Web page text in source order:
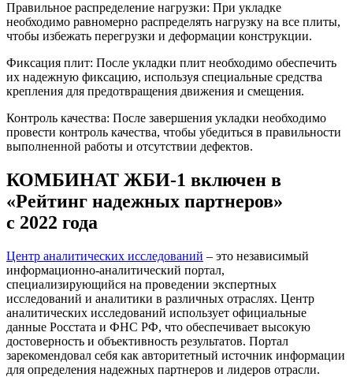
Правильное распределение нагрузки: При укладке
необходимо равномерно распределять нагрузку на все плиты,
чтобы избежать перегрузки и деформации конструкции.
Фиксация плит: После укладки плит необходимо обеспечить
их надежную фиксацию, используя специальные средства
крепления для предотвращения движения и смещения.
Контроль качества: После завершения укладки необходимо
провести контроль качества, чтобы убедиться в правильности
выполненной работы и отсутствии дефектов.
КОМБИНАТ ЖБИ-1 включен в
«Рейтинг надежных партнеров»
с 2022 года
Центр аналитических исследований – это независимый
информационно-аналитический портал,
специализирующийся на проведении экспертных
исследований и аналитики в различных отраслях. Центр
аналитических исследований использует официальные
данные Росстата и ФНС РФ, что обеспечивает высокую
достоверность и объективность результатов. Портал
зарекомендовал себя как авторитетный источник информации
для определения надежных партнеров и лидеров отрасли.